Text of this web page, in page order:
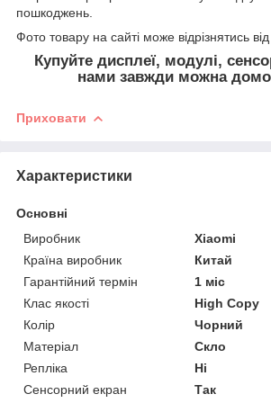
пошкоджень.
Фото товару на сайті може відрізнятись
Купуйте дисплеї, модулі,
нами завжди можна
Приховати
Характеристики
Основні
Виробник
Xiaomi
Країна виробник
Китай
Гарантійний термін
1 міс
Клас якості
High Copy
Колір
Чорний
Матеріал
Скло
Репліка
Ні
Сенсорний екран
Так